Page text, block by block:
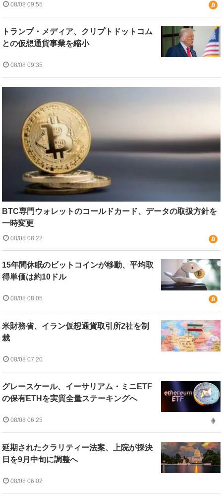
08/08 09:55
トランプ・メディア、クリプトドットコム
との仮想通貨事業を縮小
08/08 09:35
BTC専門ウォレットのコールドカード、データの取扱方針を
一時変更
08/08 08:22
15年間休眠のビットコインが移動、平均取
得単価は約10ドル
08/08 08:05
米財務省、イラン仮想通貨取引所2社を制
裁
08/08 07:20
グレースケール、イーサリアム・ミニETF
の保有ETHを実質全量ステーキングへ
08/08 06:25
延期されたクラリティー法案、上院が採決
日を9月中旬に調整へ
08/08 06:02